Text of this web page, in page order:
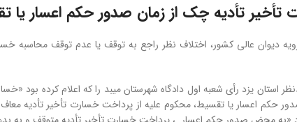
تأدیه چک از زمان صدور حکم اعسار یا
دیوان عالی کشور، اختلاف نظر راجع به توقف یا عدم توقف
حکم اعسار یا تقسیط، محكوم علیه از پرداخت خسارت تأخیر تأدیه